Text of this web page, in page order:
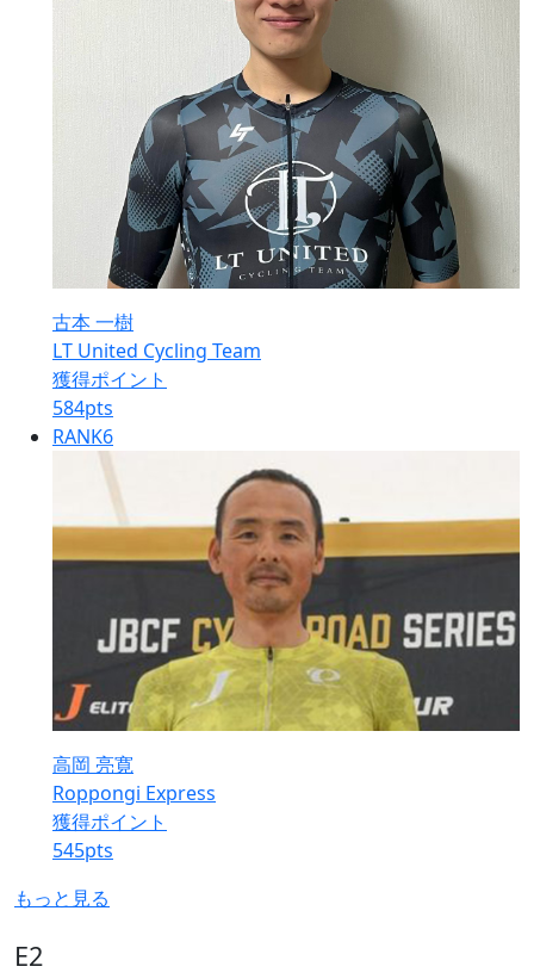
古本 一樹
LT United Cycling Team
獲得ポイント
584pts
RANK6
高岡 亮寛
Roppongi Express
獲得ポイント
545pts
もっと見る
E2